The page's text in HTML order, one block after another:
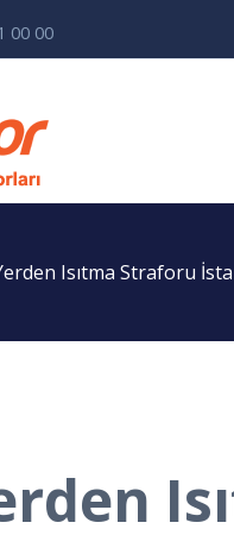
00 00
Isıtma Straforu